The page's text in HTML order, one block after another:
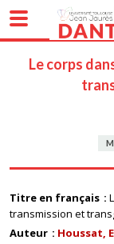
Le corps
Titre en français
transmission et
Auteur
Houssat,